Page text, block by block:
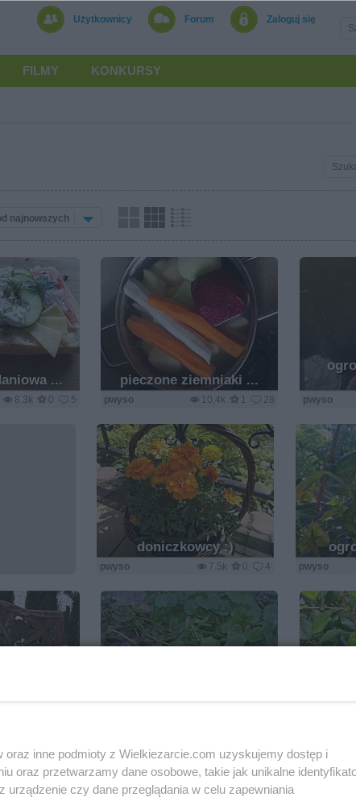
Użytkownicy Forum Zaloguj się
FILMY KONKURSY
najnowszych
...
8.3k 0 5
pieczone ziemniaki ...
10.4k 1 28
pwyso pwyso
doniczkowcy :)
7.5k 0 4
pwyso pwyso
oraz inne podmioty z Wielkiezarcie.com uzyskujemy dostęp i
oraz przetwarzamy dane osobowe, takie jak unikalne
urządzenie czy dane przeglądania w celu zapewniania